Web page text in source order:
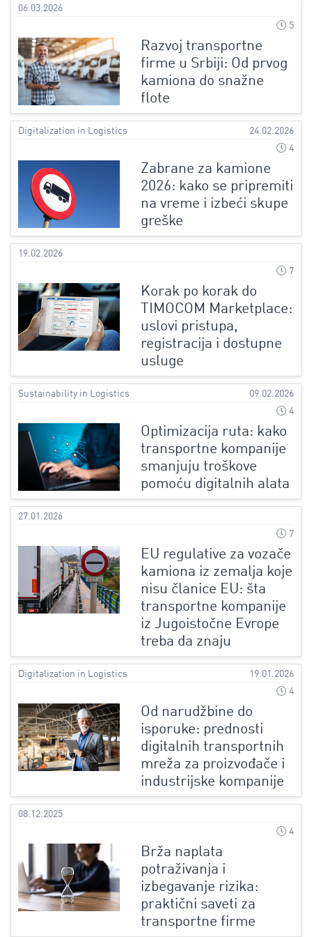
06.03.2026
5
Razvoj transportne
firme u Srbiji: Od prvog
kamiona do snažne
flote
Digitalization in Logistics
24.02.2026
4
Zabrane za kamione
2026: kako se pripremiti
na vreme i izbeći skupe
greške
19.02.2026
7
Korak po korak do
TIMOCOM Marketplace:
uslovi pristupa,
registracija i dostupne
usluge
Sustainability in Logistics
09.02.2026
4
Optimizacija ruta: kako
transportne kompanije
smanjuju troškove
pomoću digitalnih alata
27.01.2026
7
EU regulative za vozače
kamiona iz zemalja koje
nisu članice EU: šta
transportne kompanije
iz Jugoistočne Evrope
treba da znaju
Digitalization in Logistics
19.01.2026
4
Od narudžbine do
isporuke: prednosti
digitalnih transportnih
mreža za proizvođače i
industrijske kompanije
08.12.2025
4
Brža naplata
potraživanja i
izbegavanje rizika:
praktični saveti za
transportne firme